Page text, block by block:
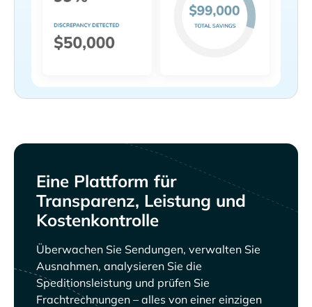
Eine Plattform für
Transparenz, Leistung und
Kostenkontrolle
Überwachen Sie Sendungen, verwalten Sie
Ausnahmen, analysieren Sie die
Speditionsleistung und prüfen Sie
Frachtrechnungen – alles von einer einzigen